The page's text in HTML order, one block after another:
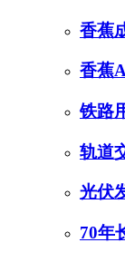
香蕉
香蕉
铁路
轨道
光伏
70年